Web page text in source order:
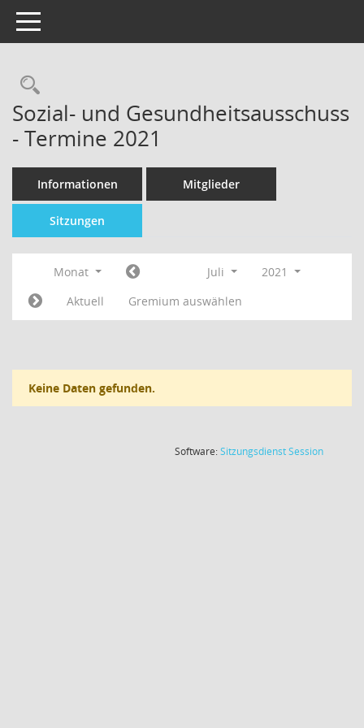
Toggle navigation
Sozial- und Gesundheitsausschuss
- Termine 2021
Informationen Mitglieder
Sitzungen
Monat Juli
2021
Aktuell
Gremium auswählen
Keine Daten gefunden.
Software:SitzungsdienstSession(Wird in